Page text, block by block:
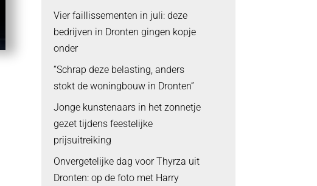
Vier faillissementen in juli: deze
bedrijven in Dronten gingen kopje
onder
“Schrap deze belasting, anders
stokt de woningbouw in Dronten”
Jonge kunstenaars in het zonnetje
gezet tijdens feestelijke
prijsuitreiking
Onvergetelijke dag voor Thyrza uit
Dronten: op de foto met Harry